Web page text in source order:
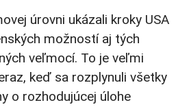
úrovni ukázali kroky USA
možností aj tých
veľmocí. To je veľmi
keď sa rozplynuli všetky
o rozhodujúcej úlohe